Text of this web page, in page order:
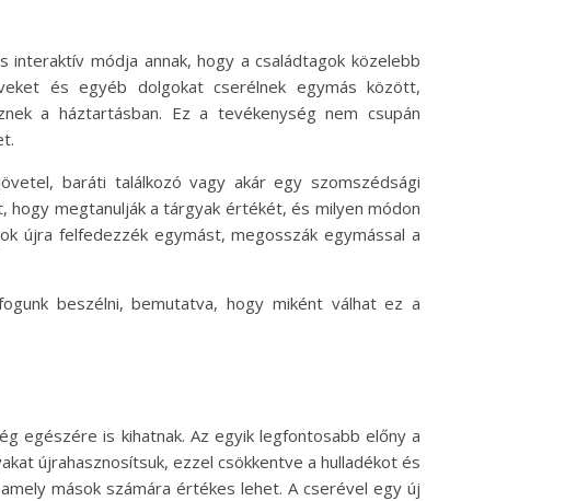
módja annak, hogy a családtagok közelebb
és egyéb dolgokat cserélnek egymás között,
a háztartásban. Ez a tevékenység nem csupán
baráti találkozó vagy akár egy szomszédsági
hogy megtanulják a tárgyak értékét, és milyen módon
újra felfedezzék egymást, megosszák egymással a
beszélni, bemutatva, hogy miként válhat ez a
egészére is kihatnak. Az egyik legfontosabb előny a
újrahasznosítsuk, ezzel csökkentve a hulladékot és
mások számára értékes lehet. A cserével egy új